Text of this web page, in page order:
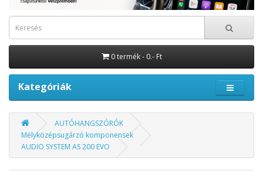
0 termék - 0.- Ft
Kategóriák
AUTÓHANGSZÓRÓK
Mélyközépsugárzó komponensek
AUDIO SYSTEM AS 200 EVO